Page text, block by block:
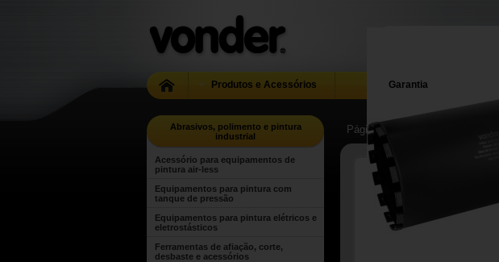
Produtos e Acessórios Garantia
Abrasivos, polimento e pintura
industrial
Acessório para equipamentos de
pintura air-less
Equipamentos para pintura com
tanque de pressão
Equipamentos para pintura elétricos e
eletrostásticos
Ferramentas de afiação, corte,
desbaste e acessórios
Página Inicial